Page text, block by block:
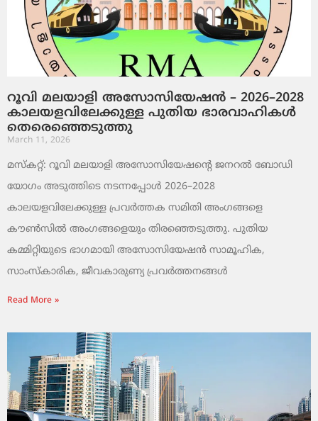
റൂവി മലയാളി അസോസിയേഷൻ – 2026–2028
കാലയളവിലേക്കുള്ള പുതിയ ഭാരവാഹികൾ
തെരെഞ്ഞെടുത്തു
March 11, 2026
മസ്കറ്റ്: റൂവി മലയാളി അസോസിയേഷന്റെ ജനറൽ ബോഡി
യോഗം അടുത്തിടെ നടന്നപ്പോൾ 2026–2028
കാലയളവിലേക്കുള്ള പ്രവർത്തക സമിതി അംഗങ്ങളെ
കൗൺസിൽ അംഗങ്ങളെയും തിരഞ്ഞെടുത്തു. പുതിയ
കമ്മിറ്റിയുടെ ഭാഗമായി അസോസിയേഷൻ സാമൂഹിക,
സാംസ്‌കാരിക, ജീവകാരുണ്യ പ്രവർത്തനങ്ങൾ
Read More »